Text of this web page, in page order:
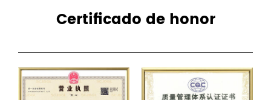
Contamos con un equipo profesional de I+D.
Podemos aceptar OEM y ODM.
Certificado de honor